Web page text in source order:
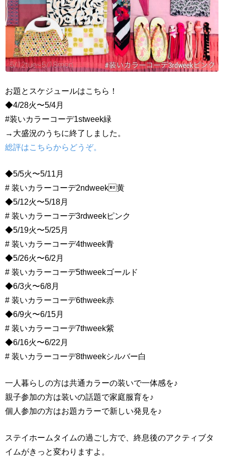
お題とスケジュールはこちら！
◆4/28火〜5/4月
#装いカラーコーデ1stweek緑
→大盛況のうちに終了しました。
総評はこちらからどうぞ。
◆5/5火〜5/11月
# 装いカラーコーデ2ndweek黄
◆5/12火〜5/18月
# 装いカラーコーデ3rdweekピンク
◆5/19火〜5/25月
# 装いカラーコーデ4thweek青
◆5/26火〜6/2月
# 装いカラーコーデ5thweekゴールド
◆6/3火〜6/8月
# 装いカラーコーデ6thweek赤
◆6/9火〜6/15月
# 装いカラーコーデ7thweek紫
◆6/16火〜6/22月
# 装いカラーコーデ8thweekシルバー白
一人暮らしの方は共通カラーの装いで一体感を♪
親子参加の方は装いの話題で家庭服育を♪
個人参加の方はお題カラーで新しい発見を♪
ステイホームタイムの過ごし方で、終息後のアクティブタ
イムがきっと変わりますよ。